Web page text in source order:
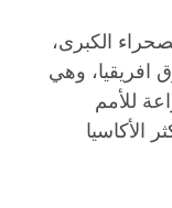
الكبرى،
افريقيا، وهي
للأمم
الأكاسيا